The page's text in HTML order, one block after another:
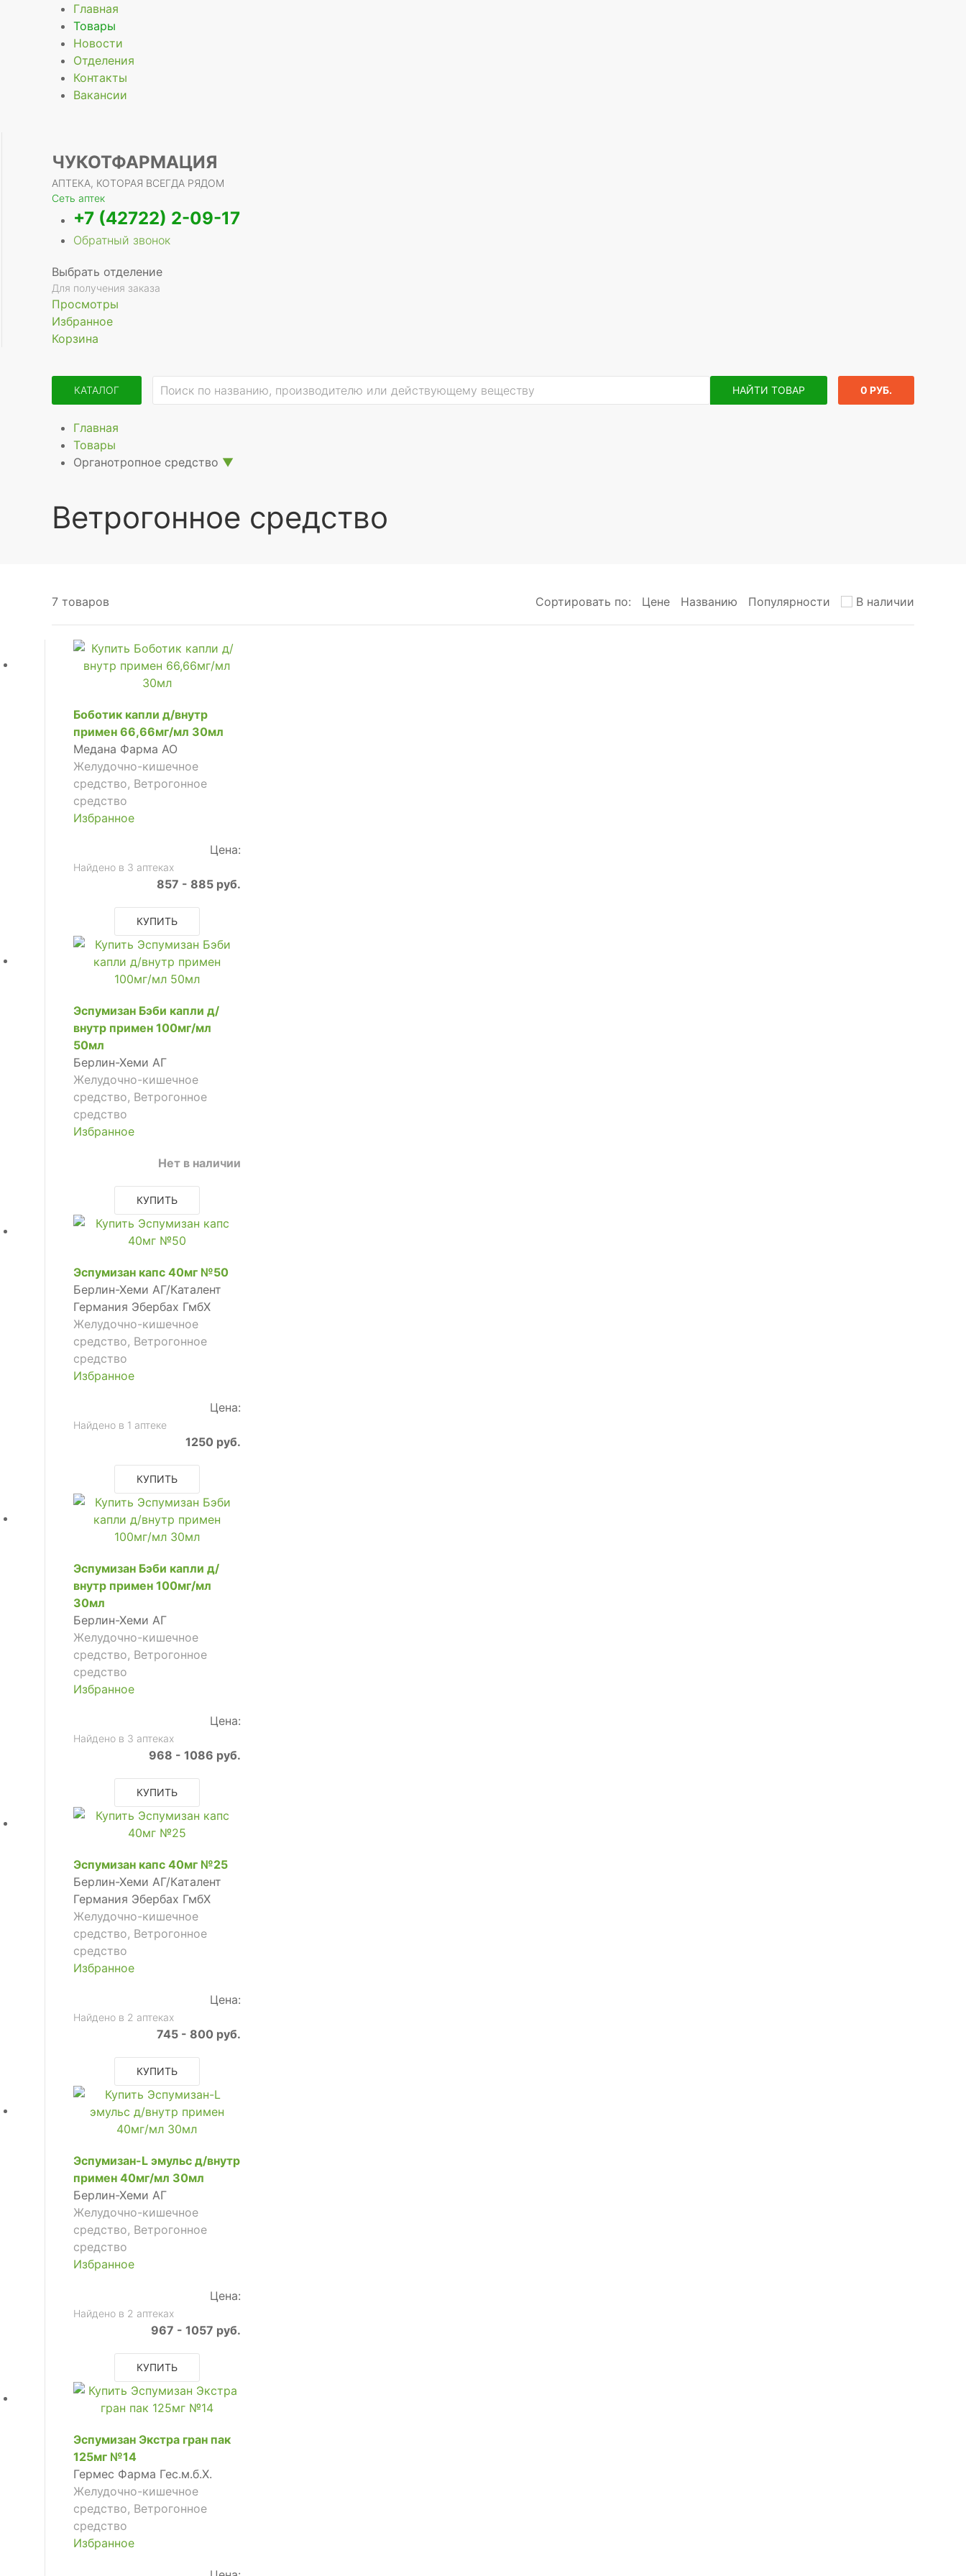
Главная
Товары
Новости
Отделения
Контакты
Вакансии
ЧУКОТФАРМАЦИЯ
АПТЕКА, КОТОРАЯ ВСЕГДА РЯДОМ
Сеть аптек
+7 (42722) 2-09-17
Обратный звонок
Выбрать отделение
Для получения заказа
Просмотры
Избранное
Корзина
КАТАЛОГ НАЙТИ ТОВАР 0 РУБ.
Главная
Товары
Органотропное средство ▼
Ветрогонное средство
7 товаров Сортировать по: Цене Названию Популярности В наличии
Боботик капли д/внутр
примен 66,66мг/мл 30мл
Медана Фарма АО
Желудочно-кишечное
средство, Ветрогонное
средство
Избранное
Цена:
Найдено в 3 аптеках
857 - 885 руб.
КУПИТЬ
Эспумизан Бэби капли д/
внутр примен 100мг/мл
50мл
Берлин-Хеми АГ
Желудочно-кишечное
средство, Ветрогонное
средство
Избранное
Нет в наличии
КУПИТЬ
Эспумизан капс 40мг №50
Берлин-Хеми АГ/Каталент
Германия Эбербах ГмбХ
Желудочно-кишечное
средство, Ветрогонное
средство
Избранное
Цена:
Найдено в 1 аптеке
1250 руб.
КУПИТЬ
Эспумизан Бэби капли д/
внутр примен 100мг/мл
30мл
Берлин-Хеми АГ
Желудочно-кишечное
средство, Ветрогонное
средство
Избранное
Цена:
Найдено в 3 аптеках
968 - 1086 руб.
КУПИТЬ
Эспумизан капс 40мг №25
Берлин-Хеми АГ/Каталент
Германия Эбербах ГмбХ
Желудочно-кишечное
средство, Ветрогонное
средство
Избранное
Цена:
Найдено в 2 аптеках
745 - 800 руб.
КУПИТЬ
Эспумизан-L эмульс д/внутр
примен 40мг/мл 30мл
Берлин-Хеми АГ
Желудочно-кишечное
средство, Ветрогонное
средство
Избранное
Цена:
Найдено в 2 аптеках
967 - 1057 руб.
КУПИТЬ
Эспумизан Экстра гран пак
125мг №14
Гермес Фарма Гес.м.б.Х.
Желудочно-кишечное
средство, Ветрогонное
средство
Избранное